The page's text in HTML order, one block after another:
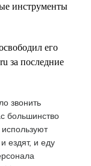
инструменты
его
за последние
звонить
большинство
ездят, и еду